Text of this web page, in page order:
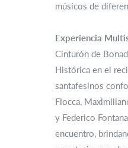
músicos de
Experiencia
Cinturón de
Histórica en el
santafesinos
Fiocca,
y Federico
encuentro,